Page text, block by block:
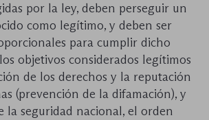
por la ley, deben perseguir un
como legítimo, y deben ser
para cumplir dicho
objetivos considerados legítimos
de los derechos y la reputación
(prevención de la difamación), y
la seguridad nacional, el orden